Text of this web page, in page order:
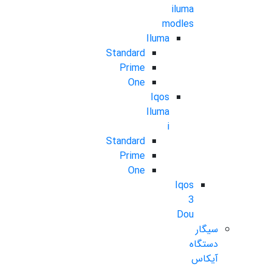
iluma
modles
Iluma
Standard
Prime
One
Iqos
Iluma
i
Standard
Prime
One
Iqos
3
Dou
سیگار
دستگاه
آیکاس